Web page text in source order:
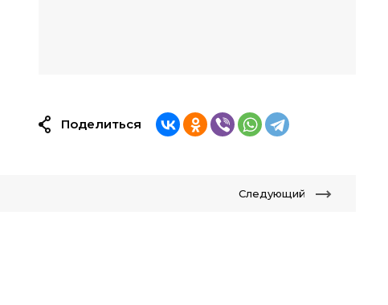
Поделиться
Следующий